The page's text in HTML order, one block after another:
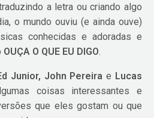
a letra ou criando algo
o mundo ouviu (e ainda ouve)
conhecidas e adoradas e
OUÇA O QUE EU DIGO.
Junior, John Pereira e Lucas
coisas interessantes e
que eles gostam ou que